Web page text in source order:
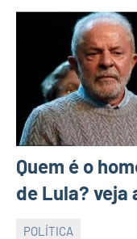
Quem é o
de Lula? veja
POLÍTICA